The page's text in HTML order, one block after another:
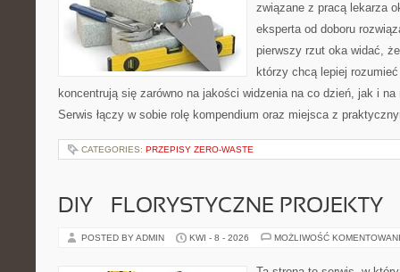
związane z pracą lekarza
eksperta od doboru
pierwszy rzut oka widać,
którzy chcą lepiej
koncentrują się zarówno na jakości widzenia na co dzień, jak i na
Serwis łączy w sobie rolę kompendium oraz miejsca z
CATEGORIES: PRZEPISY ZERO-WASTE
DIY – FLORYSTYCZNE PROJEKTY
POSTED BY ADMIN KWI - 8 - 2026 MOŻLIWOŚĆ